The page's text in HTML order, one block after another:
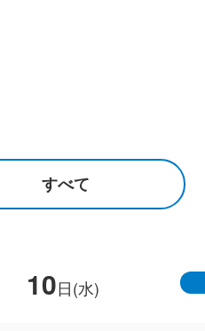
すべて
10日(水)